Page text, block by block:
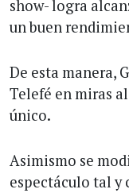
show- logra
un buen
De esta manera,
Telefé en miras
único.
Asimismo se
espectáculo tal y